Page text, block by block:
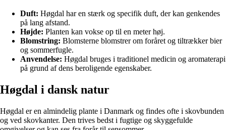
Duft: Høgdal har en stærk og specifik duft, der kan genkendes
på lang afstand.
Højde: Planten kan vokse op til en meter høj.
Blomstring: Blomsterne blomstrer om foråret og tiltrækker bier
og sommerfugle.
Anvendelse: Høgdal bruges i traditionel medicin og aromaterapi
på grund af dens beroligende egenskaber.
Høgdal i dansk natur
Høgdal er en almindelig plante i Danmark og findes ofte i skovbunden
og ved skovkanter. Den trives bedst i fugtige og skyggefulde